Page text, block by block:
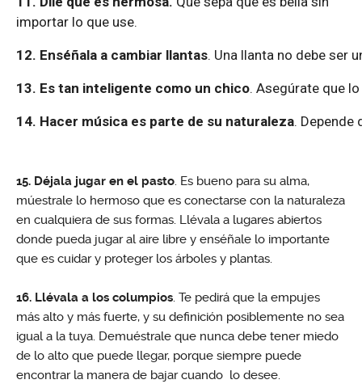
importar lo que use.
12. Enséñala a cambiar llantas. Una llanta no debe ser
13. Es tan inteligente como un chico. Asegúrate que
14. Hacer música es parte de su naturaleza. Depende
15. Déjala jugar en el pasto. Es bueno para su alma,
múestrale lo hermoso que es conectarse con la naturaleza
en cualquiera de sus formas. Llévala a lugares abiertos
donde pueda jugar al aire libre y enséñale lo importante
que es cuidar y proteger los árboles y plantas.
16. Llévala a los columpios. Te pedirá que la empujes
más alto y más fuerte, y su definición posiblemente no sea
igual a la tuya. Demuéstrale que nunca debe tener miedo
de lo alto que puede llegar, porque siempre puede
encontrar la manera de bajar cuando lo desee.